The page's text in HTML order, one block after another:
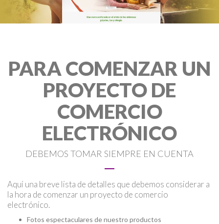
PARA COMENZAR UN
PROYECTO DE
COMERCIO
ELECTRÓNICO
DEBEMOS TOMAR SIEMPRE EN CUENTA
Aquí una breve lista de detalles que debemos considerar a
la hora de comenzar un proyecto de comercio
electrónico.
Fotos espectaculares de nuestro productos